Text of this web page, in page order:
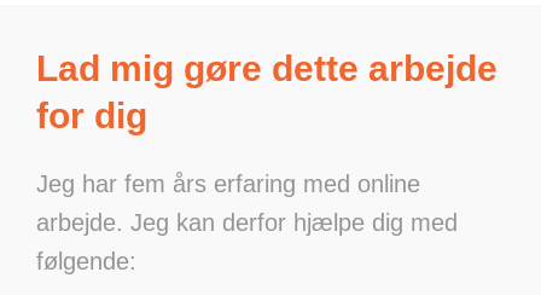
Lad mig gøre dette arbejde
for dig
Jeg har fem års erfaring med online
arbejde. Jeg kan derfor hjælpe dig med
følgende: